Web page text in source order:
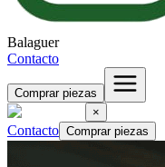
Balaguer
Contacto
Comprar piezas
×
Contacto Comprar piezas